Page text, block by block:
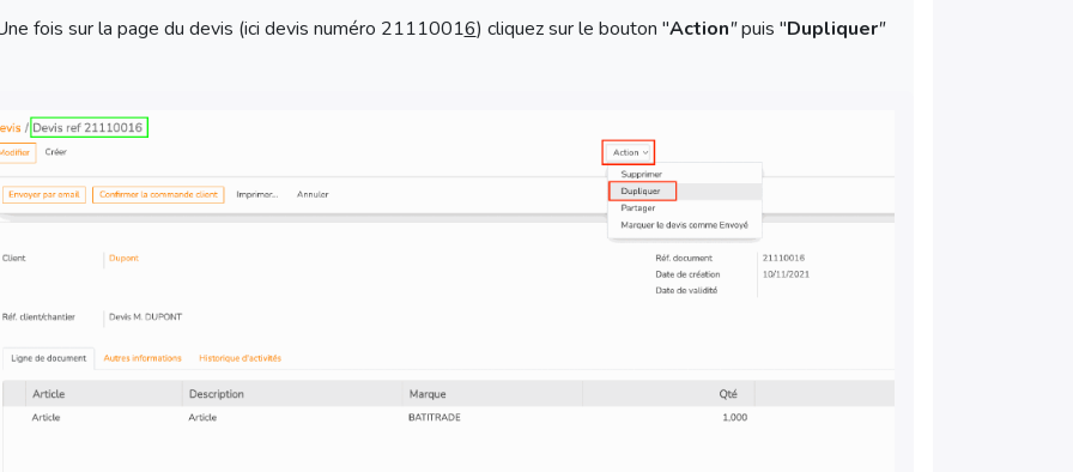
fois sur la page du devis (ici devis numéro 21110016) cliquez sur le bouton "Action"puis "Dupliquer"